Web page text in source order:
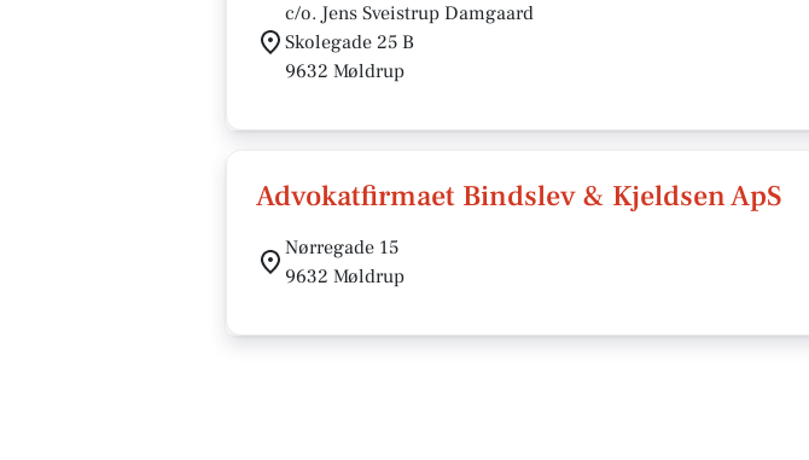
c/o. Jens Sveistrup Damgaard
Skolegade 25 B
9632 Møldrup
Advokatfirmaet Bindslev & Kjeldsen ApS
Nørregade 15
9632 Møldrup